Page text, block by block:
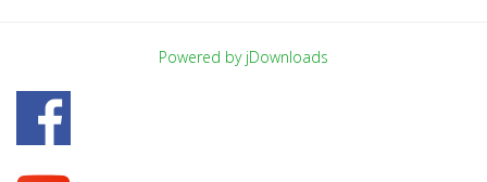
Powered by jDownloads